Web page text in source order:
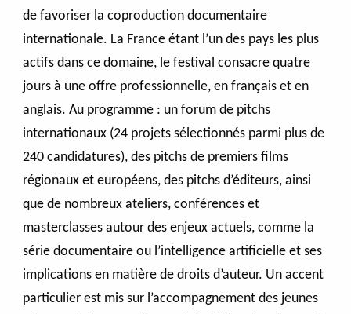
de favoriser la coproduction documentaire
internationale. La France étant l’un des pays les plus
actifs dans ce domaine, le festival consacre quatre
jours à une offre professionnelle, en français et en
anglais. Au programme : un forum de pitchs
internationaux (24 projets sélectionnés parmi plus de
240 candidatures), des pitchs de premiers films
régionaux et européens, des pitchs d’éditeurs, ainsi
que de nombreux ateliers, conférences et
masterclasses autour des enjeux actuels, comme la
série documentaire ou l’intelligence artificielle et ses
implications en matière de droits d’auteur. Un accent
particulier est mis sur l’accompagnement des jeunes